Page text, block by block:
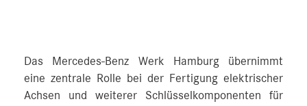
Das Mercedes-Benz Werk Hamburg übernimmt
eine zentrale Rolle bei der Fertigung elektrischer
Achsen und weiterer Schlüsselkomponenten für